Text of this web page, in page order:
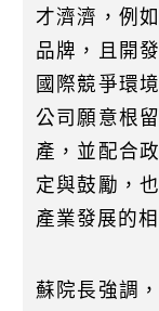
才濟濟，例
品牌，且開
國際競爭環
公司願意根
產，並配合
定與鼓勵，
產業發展的
蘇院長強調